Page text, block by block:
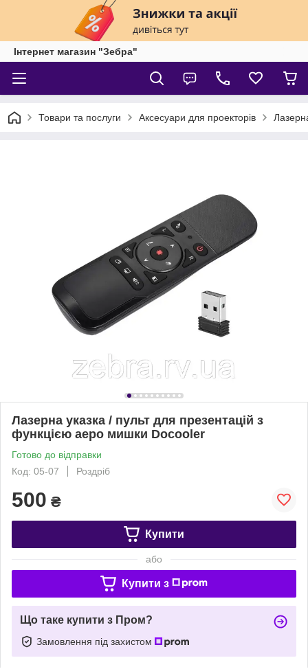
Інтернет магазин "Зебра"
Товари та послуги Аксесуари для проекторів
Лазерна указка / пульт для презентацій з
функцією аеро мишки Docooler
Готово до відправки
Код: 05-07
Роздріб
500 ₴
Купити
або
Купити з
Що таке купити з Пром?
Замовлення під захистом